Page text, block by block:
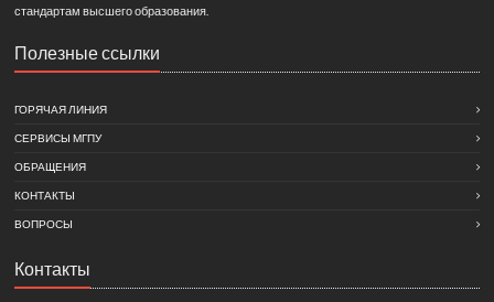
стандартам высшего образования.
Полезные ссылки
ГОРЯЧАЯ ЛИНИЯ
СЕРВИСЫ МГПУ
ОБРАЩЕНИЯ
КОНТАКТЫ
ВОПРОСЫ
Контакты